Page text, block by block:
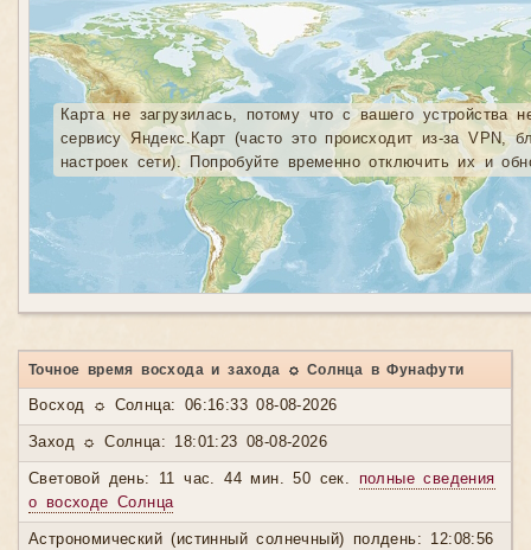
Карта не загрузилась, потому что с вашего устройства
сервису Яндекс.Карт (часто это происходит из-за VPN,
настроек сети). Попробуйте временно отключить их и
Точное время восхода и захода ☼ Солнца в Фунафути
Восход ☼ Солнца: 06:16:33 08-08-2026
Заход ☼ Солнца: 18:01:23 08-08-2026
Световой день: 11 час. 44 мин. 50 сек. полные сведения
о восходе Солнца
Астрономический (истинный солнечный) полдень: 12:08:56